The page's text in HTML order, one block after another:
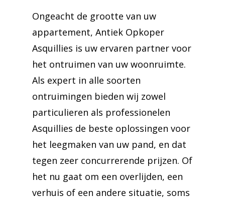
Ongeacht de grootte van uw
appartement, Antiek Opkoper
Asquillies is uw ervaren partner voor
het ontruimen van uw woonruimte.
Als expert in alle soorten
ontruimingen bieden wij zowel
particulieren als professionelen
Asquillies de beste oplossingen voor
het leegmaken van uw pand, en dat
tegen zeer concurrerende prijzen. Of
het nu gaat om een overlijden, een
verhuis of een andere situatie, soms